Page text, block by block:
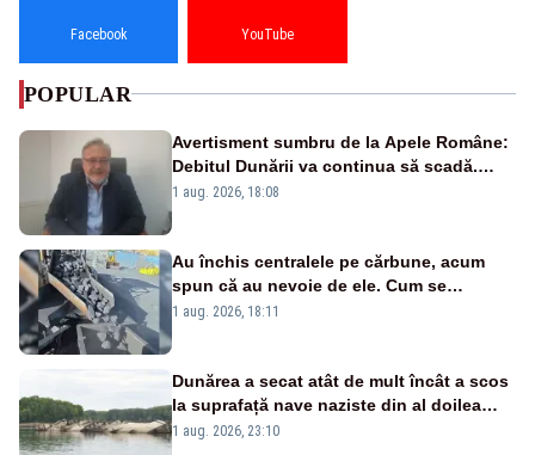
Facebook YouTube
POPULAR
Avertisment sumbru de la Apele Române:
Debitul Dunării va continua să scadă.
Cernavodă s-ar putea închide în 4 zile
1 aug. 2026, 18:08
Au închis centralele pe cărbune, acum
spun că au nevoie de ele. Cum se
pasează vina în plină criză energetică
1 aug. 2026, 18:11
Dunărea a secat atât de mult încât a scos
la suprafață nave naziste din al doilea
război mondial
1 aug. 2026, 23:10